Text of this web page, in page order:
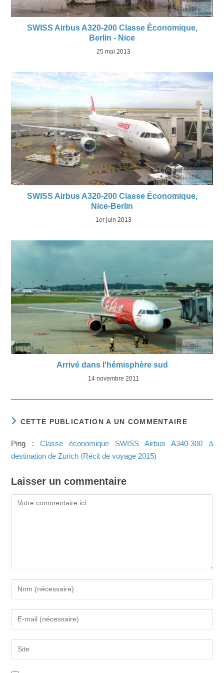
SWISS Airbus A320-200 Classe Économique,
Berlin - Nice
25 mai 2013
SWISS Airbus A320-200 Classe Économique,
Nice-Berlin
1er juin 2013
Arrivé dans l'hémisphère sud
14 novembre 2011
CETTE PUBLICATION A UN COMMENTAIRE
Ping : Classe économique SWISS Airbus A340-300 à
destination de Zurich (Récit de voyage 2015)
Laisser un commentaire
Commentaire
ou
nom
d'utilisateur
pour
mail